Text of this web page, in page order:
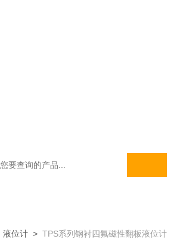
液位计 > TPS系列钢衬四氟磁性翻板液位计